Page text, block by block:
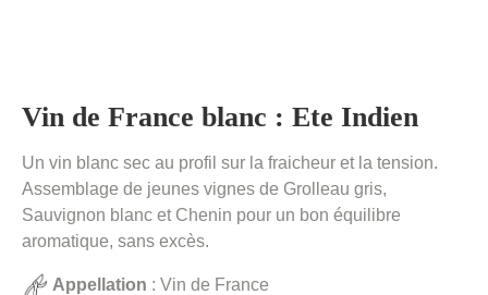
Vin de France blanc : Ete Indien
Un vin blanc sec au profil sur la fraicheur et la tension.
Assemblage de jeunes vignes de Grolleau gris,
Sauvignon blanc et Chenin pour un bon équilibre
aromatique, sans excès.
Appellation : Vin de France